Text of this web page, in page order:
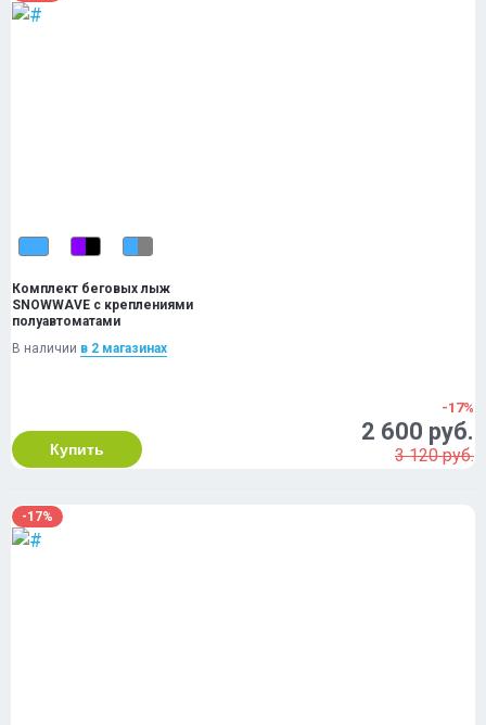
Комплект беговых лыж
SNOWWAVE с креплениями
полуавтоматами
В наличии в 2 магазинах
Купить
-17%
2 600 руб.
3 120 руб.
-17%